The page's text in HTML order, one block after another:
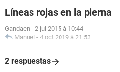
Líneas rojas en la pierna
Gandaen - 2 jul 2015 à 10:44
Manuel - 4 oct 2019 à 21:53
2 respuestas